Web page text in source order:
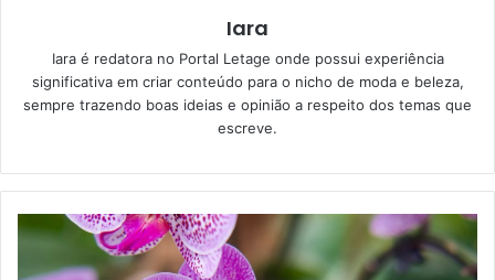
Iara
Iara é redatora no Portal Letage onde possui experiência
significativa em criar conteúdo para o nicho de moda e beleza,
sempre trazendo boas ideias e opinião a respeito dos temas que
escreve.